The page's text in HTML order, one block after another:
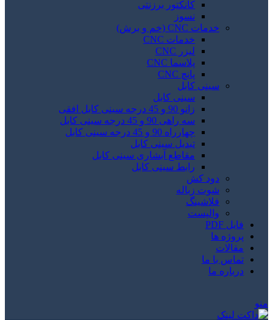
کانکتور برزنتی
نسوز
خدمات CNC (خم و برش)
خدمات CNC
لیزر CNC
پلاسما CNC
پانچ CNC
سینی کابل
سینی کابل
زانو 90 و 45 درجه سینی کابل افقی
سه راهی 90 و 45 درجه سینی کابل
چهارراه 90 و 45 درجه سینی کابل
تبدیل سینی کابل
مقاطع آبشاری سینی کابل
رابط سینی کابل
دود کش
شوت زباله
فلاشینگ
والپست
فایل PDF
پروژه ها
مقالات
تماس با ما
درباره ما
منو